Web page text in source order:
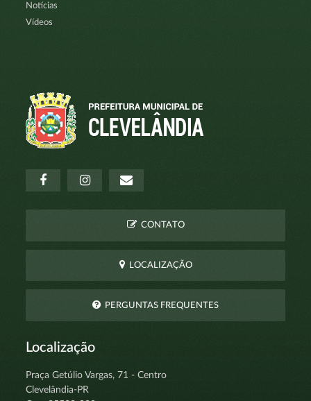
Notícias
Vídeos
CONTATO
LOCALIZAÇÃO
PERGUNTAS FREQUENTES
Localização
Praça Getúlio Vargas, 71 - Centro
Clevelândia-PR